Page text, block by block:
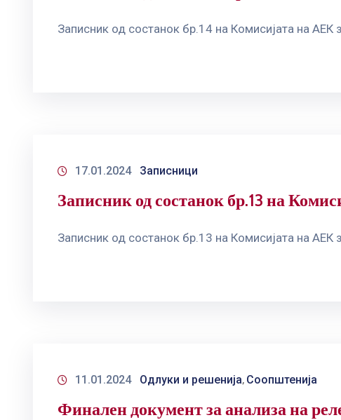
Записник од состанок бр.14 на Комисијата на АЕК
17.01.2024 Записници
Записник од состанок бр.13 на
Записник од состанок бр.13 на Комисијата на АЕК
11.01.2024 Одлуки и решенија‚ Соопштенија
Финален документ за анализа на